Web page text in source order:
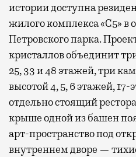
истории доступна
жилого комплекса «С5»в
Петровского парка.
кристаллов объединит
25, 33 и 48 этажей, три
высотой 4, 5, 6 этажей,
отдельно стоящий
крыше одной из башен
арт-пространство под
внутреннем дворе —